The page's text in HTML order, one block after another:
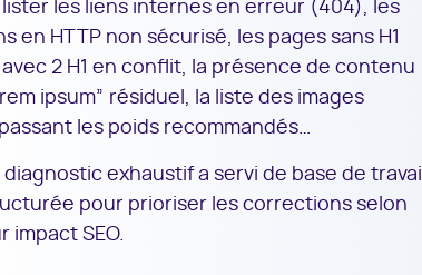
les liens internes en erreur (404), les
en HTTP non sécurisé, les pages sans H1
2 H1 en conflit, la présence de contenu
ipsum” résiduel, la liste des images
les poids recommandés…
diagnostic exhaustif a servi de base de travail
pour prioriser les corrections selon
impact SEO.